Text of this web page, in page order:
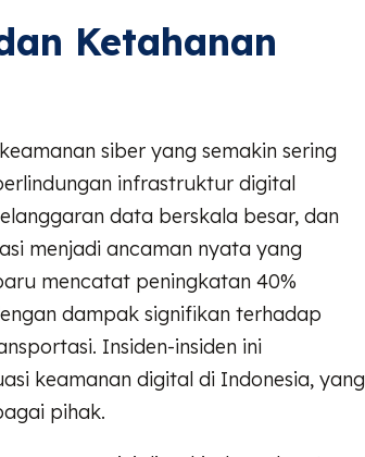
Ketahanan
siber yang semakin sering
infrastruktur digital
data berskala besar, dan
menjadi ancaman nyata yang
mencatat peningkatan 40%
dampak signifikan terhadap
Insiden-insiden ini
keamanan digital di Indonesia, yang
pihak.